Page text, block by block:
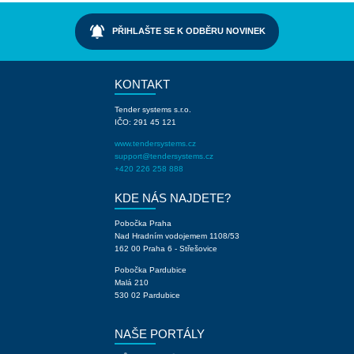
notifications_active PŘIHLAŠTE SE K ODBĚRU NOVINEK
KONTAKT
Tender systems s.r.o.
IČO: 291 45 121
www.tendersystems.cz
support@tendersystems.cz
+420 226 258 888
KDE NÁS NAJDETE?
Pobočka Praha
Nad Hradním vodojemem 1108/53
162 00 Praha 6 - Střešovice
Pobočka Pardubice
Malá 210
530 02 Pardubice
NAŠE PORTÁLY